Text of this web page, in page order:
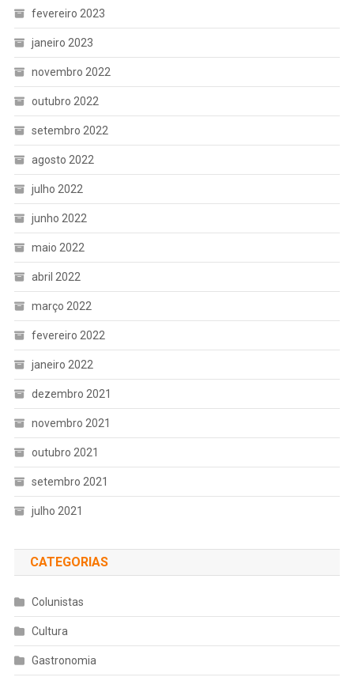
fevereiro 2023
janeiro 2023
novembro 2022
outubro 2022
setembro 2022
agosto 2022
julho 2022
junho 2022
maio 2022
abril 2022
março 2022
fevereiro 2022
janeiro 2022
dezembro 2021
novembro 2021
outubro 2021
setembro 2021
julho 2021
CATEGORIAS
Colunistas
Cultura
Gastronomia